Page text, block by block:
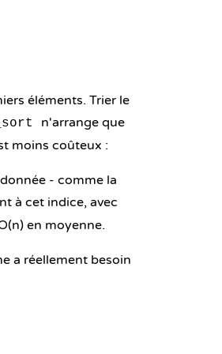
éléments. Trier le
n'arrange que
moins coûteux :
- comme la
à cet indice, avec
en moyenne.
a réellement besoin